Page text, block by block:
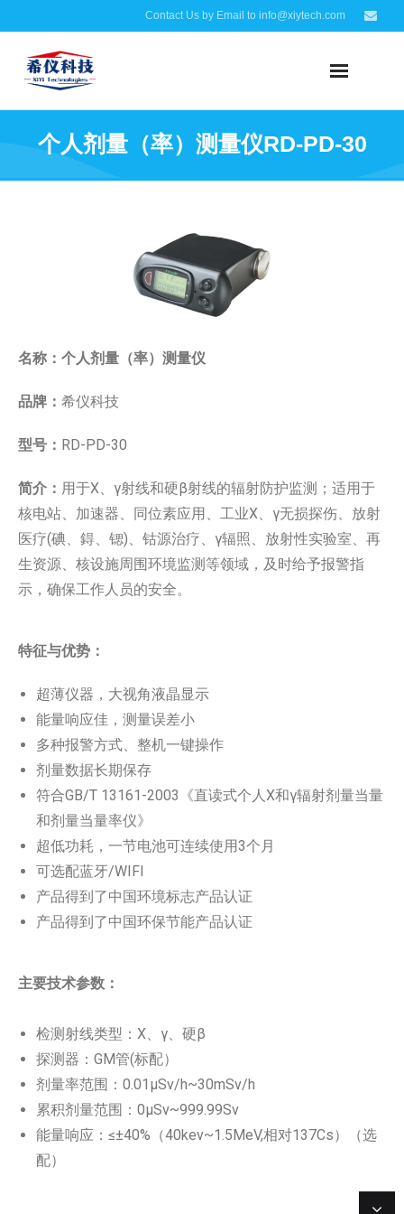
Contact Us by Email to info@xiytech.com
个人剂量（率）测量仪RD-PD-30
名称： 个人剂量（率）测量仪
品牌： 希仪科技
型号： RD-PD-30
简介： 用于X、γ射线和硬β射线的辐射防护监测；适用于
核电站、加速器、同位素应用、工业X、γ无损探伤、放射
医疗(碘、鍀、锶)、钴源治疗、γ辐照、放射性实验室、再
生资源、核设施周围环境监测等领域，及时给予报警指
示，确保工作人员的安全。
特征与优势：
超薄仪器，大视角液晶显示
能量响应佳，测量误差小
多种报警方式、整机一键操作
剂量数据长期保存
符合GB/T 13161-2003《直读式个人X和γ辐射剂量当量
和剂量当量率仪》
超低功耗，一节电池可连续使用3个月
可选配蓝牙/WIFI
产品得到了中国环境标志产品认证
产品得到了中国环保节能产品认证
主要技术参数：
检测射线类型：X、γ、硬β
探测器：GM管(标配）
剂量率范围：0.01μSv/h~30mSv/h
累积剂量范围：0μSv~999.99Sv
能量响应：≤±40%（40kev~1.5MeV,相对137Cs）（选
配）